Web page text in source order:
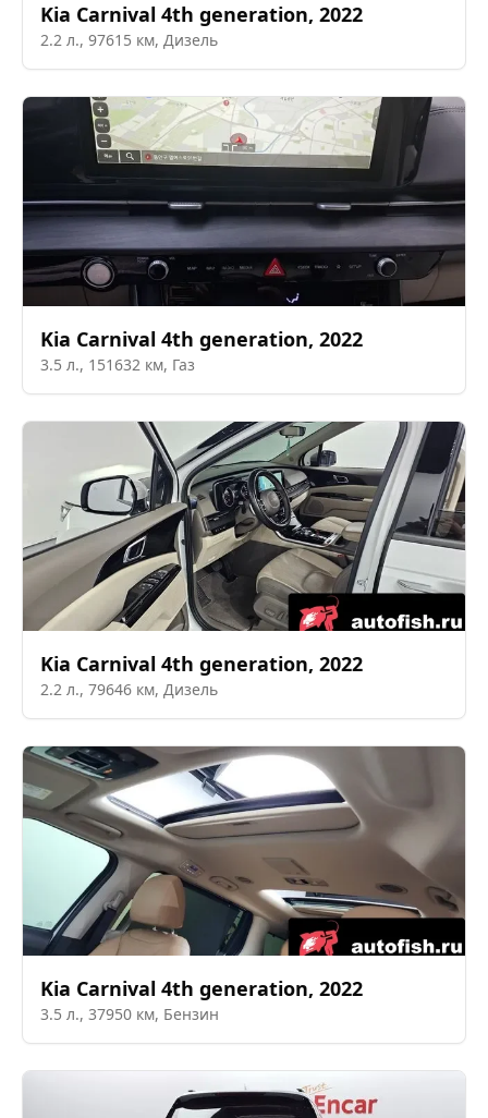
Kia Carnival 4th generation, 2022
2.2 л., 97615 км, Дизель
Kia Carnival 4th generation, 2022
3.5 л., 151632 км, Газ
Kia Carnival 4th generation, 2022
2.2 л., 79646 км, Дизель
Kia Carnival 4th generation, 2022
3.5 л., 37950 км, Бензин